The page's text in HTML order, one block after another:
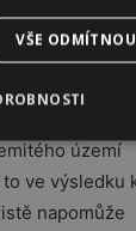
Beranu se
Možná
hnát
území
ve výsledku
napomůže
VŠE